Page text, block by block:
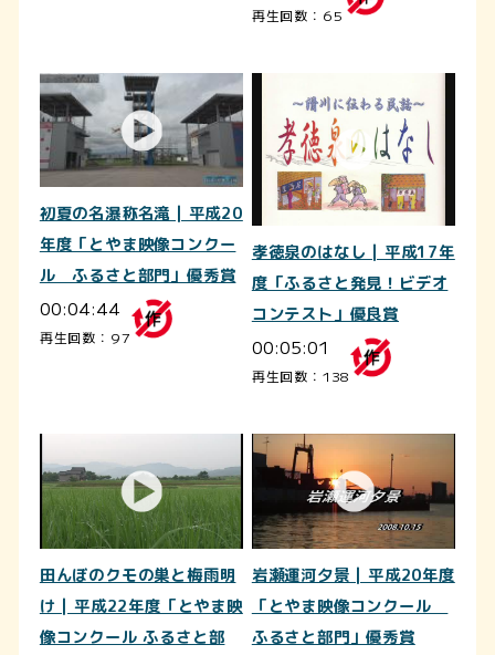
再生回数：65
初夏の名瀑称名滝 | 平成20
年度「とやま映像コンクー
ル ふるさと部門」優秀賞
00:04:44
再生回数：97
孝徳泉のはなし | 平成17年
度「ふるさと発見！ビデオ
コンテスト」優良賞
00:05:01
再生回数：138
田んぼのクモの巣と梅雨明
け | 平成22年度「とやま映
像コンクール ふるさと部
岩瀬運河夕景 | 平成20年度
「とやま映像コンクール
ふるさと部門」優秀賞